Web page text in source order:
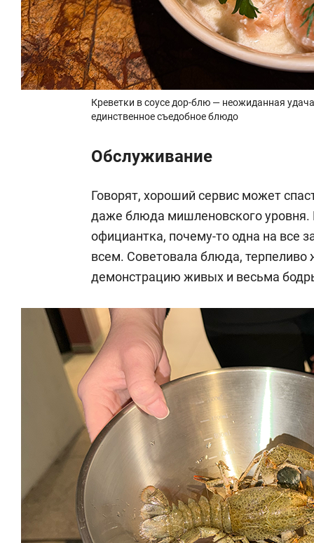
Креветки в соусе дор-блю — неожиданная
единственное съедобное блюдо
Обслуживание
Говорят, хороший сервис может
даже блюда мишленовского уровня.
официантка, почему-то одна на все
всем. Советовала блюда, терпеливо
демонстрацию живых и весьма